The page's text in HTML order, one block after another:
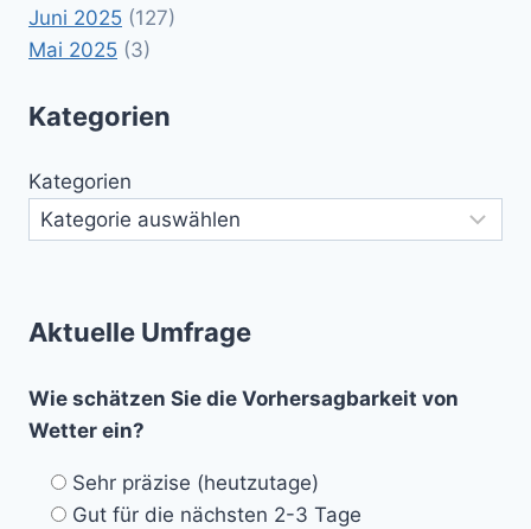
Juni 2025 (127)
Mai 2025 (3)
Kategorien
Kategorien
Aktuelle Umfrage
Wie schätzen Sie die Vorhersagbarkeit von
Wetter ein?
Sehr präzise (heutzutage)
Gut für die nächsten 2-3 Tage